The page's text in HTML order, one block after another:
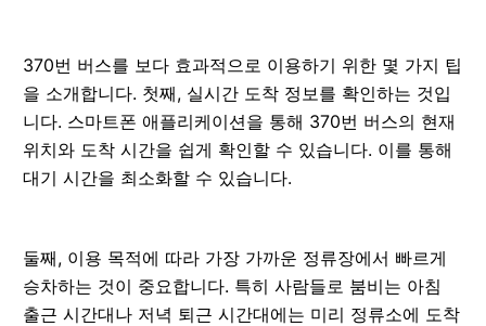
370번 버스를 보다 효과적으로 이용하기 위한 몇 가지 팁
을 소개합니다. 첫째, 실시간 도착 정보를 확인하는 것입
니다. 스마트폰 애플리케이션을 통해 370번 버스의 현재
위치와 도착 시간을 쉽게 확인할 수 있습니다. 이를 통해
대기 시간을 최소화할 수 있습니다.
둘째, 이용 목적에 따라 가장 가까운 정류장에서 빠르게
승차하는 것이 중요합니다. 특히 사람들로 붐비는 아침
출근 시간대나 저녁 퇴근 시간대에는 미리 정류소에 도착